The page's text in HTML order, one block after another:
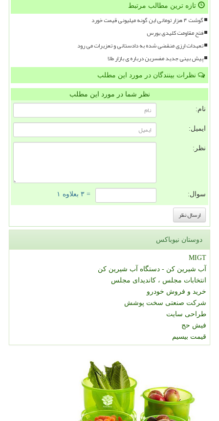
تازه ترین مطالب مرتبط
گوشت ۴ هزار تومانی این گونه میلیونی قیمت خورد
فتح مقاومت کلیدی بورس
تعهدات ارزی منقضی شده به دادستانی و تعزیرات می رود
پیش بینی جدید مفسرین درباره ی بازار طلا
نظرات بینندگان در مورد این مطلب
نظر شما در مورد این مطلب
نام:
ایمیل:
نظر:
سوال: = ۳ بعلاوه ۱
دوستان نیوباکس
MIGT
آب شیرین کن - دستگاه آب شیرین کن
انتخابات مجلس ، کاندیدای مجلس
خرید و فروش خودرو
شرکت صنعتی سخت پوشش
طراحی سایت
فیش حج
قیمت بیسیم